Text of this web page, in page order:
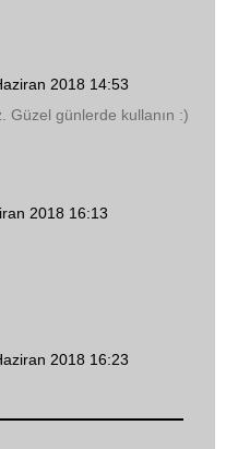
2018 14:53
Güzel günlerde kullanın :)
2018 16:13
2018 16:23